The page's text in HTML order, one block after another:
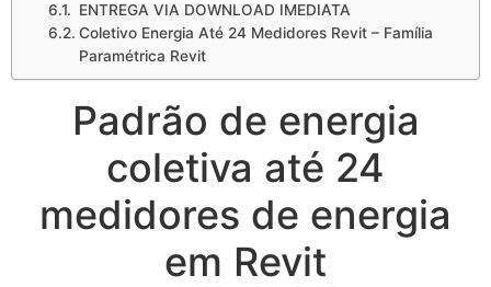
ENTREGA VIA DOWNLOAD IMEDIATA
Coletivo Energia Até 24 Medidores Revit – Família
Paramétrica Revit
Padrão de energia
coletiva até 24
medidores de energia
em Revit